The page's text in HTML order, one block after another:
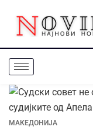
МАКЕДОНИЈА